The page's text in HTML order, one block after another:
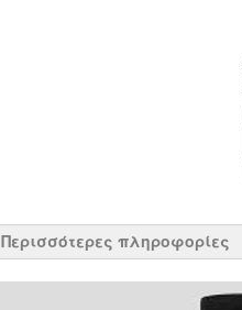
Περισσότερες πληροφορίες